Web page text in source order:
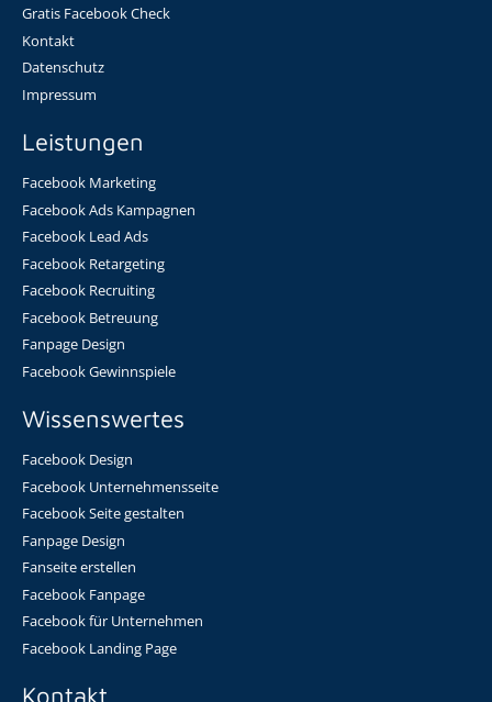
Gratis Facebook Check
Kontakt
Datenschutz
Impressum
Leistungen
Facebook Marketing
Facebook Ads Kampagnen
Facebook Lead Ads
Facebook Retargeting
Facebook Recruiting
Facebook Betreuung
Fanpage Design
Facebook Gewinnspiele
Wissenswertes
Facebook Design
Facebook Unternehmensseite
Facebook Seite gestalten
Fanpage Design
Fanseite erstellen
Facebook Fanpage
Facebook für Unternehmen
Facebook Landing Page
Kontakt